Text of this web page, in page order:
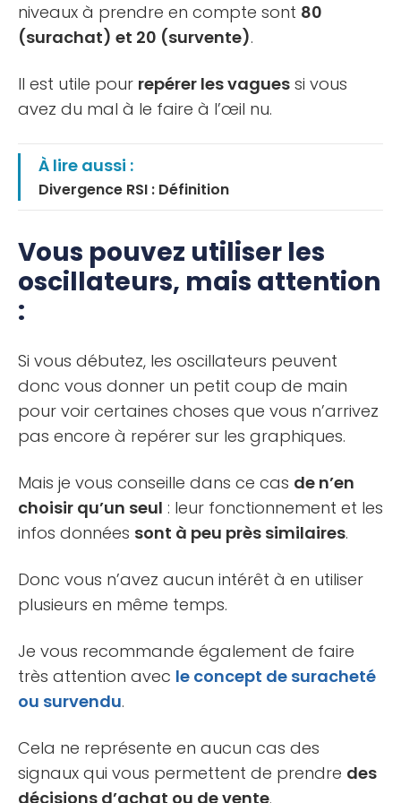
niveaux à prendre en compte sont 80
(surachat) et 20 (survente).
Il est utile pour repérer les vagues si vous
avez du mal à le faire à l’œil nu.
À lire aussi :
Divergence RSI : Définition
Vous pouvez utiliser les
oscillateurs, mais attention
:
Si vous débutez, les oscillateurs peuvent
donc vous donner un petit coup de main
pour voir certaines choses que vous n’arrivez
pas encore à repérer sur les graphiques.
Mais je vous conseille dans ce cas de n’en
choisir qu’un seul : leur fonctionnement et les
infos données sont à peu près similaires.
Donc vous n’avez aucun intérêt à en utiliser
plusieurs en même temps.
Je vous recommande également de faire
très attention avec le concept de suracheté
ou survendu.
Cela ne représente en aucun cas des
signaux qui vous permettent de prendre des
décisions d’achat ou de vente.